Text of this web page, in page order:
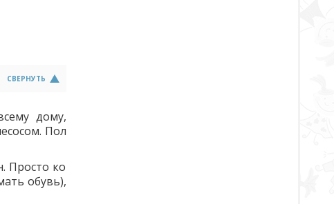
СВЕРНУТЬ
дому,
Пол
Просто ко
обувь),